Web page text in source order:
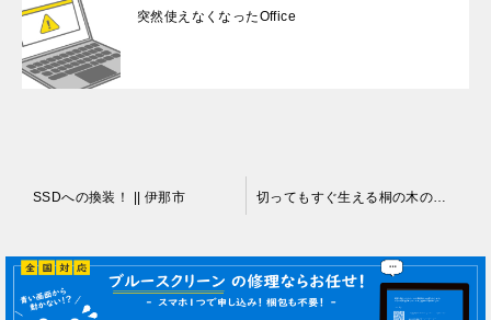
突然使えなくなったOffice
ナ
ビ
SSDへの換装！ || 伊那市 切ってもすぐ生える桐の木の伐採 || 伊那市